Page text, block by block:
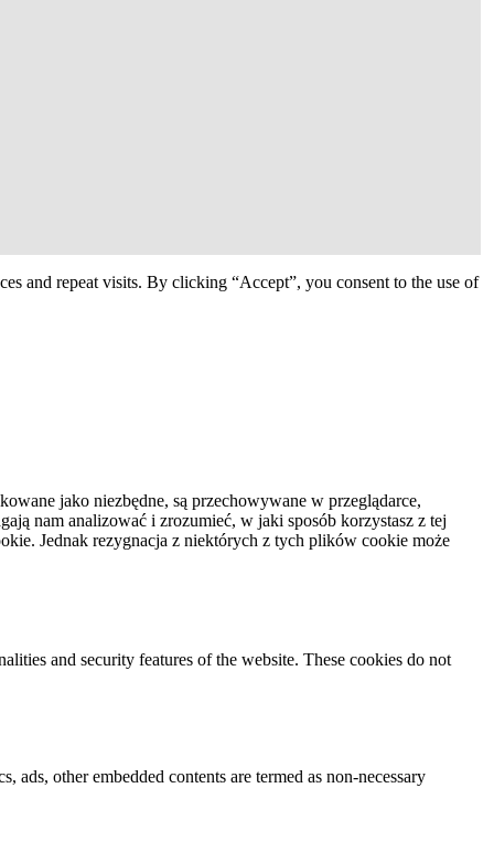
and repeat visits. By clicking “Accept”, you consent to the use of
jako niezbędne, są przechowywane w przeglądarce,
nam analizować i zrozumieć, w jaki sposób korzystasz z tej
Jednak rezygnacja z niektórych z tych plików cookie może
and security features of the website. These cookies do not
other embedded contents are termed as non-necessary